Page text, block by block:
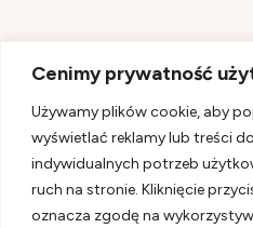
Cenimy prywatność
Używamy plików cookie, aby
wyświetlać reklamy lub treści
indywidualnych potrzeb
ruch na stronie. Kliknięcie
oznacza zgodę na
Świetnie sprawdzają się
stoliki i rozwiązania,
wtedy, gdy są potrzebne.